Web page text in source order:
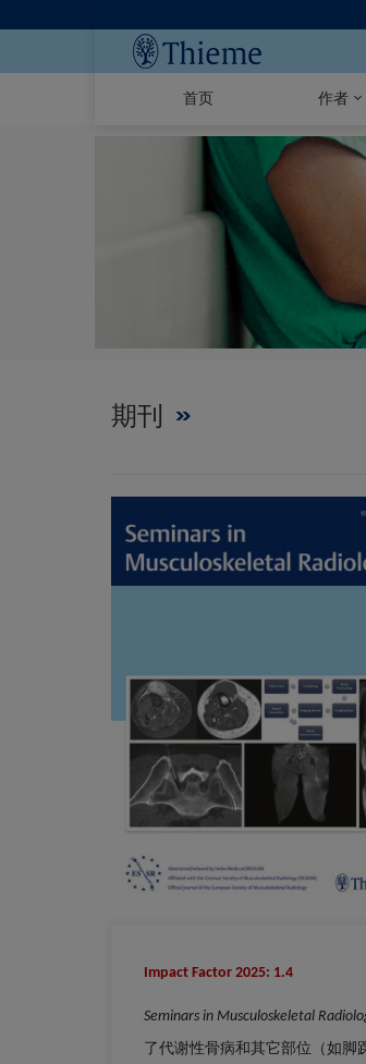
首页 作者
期刊
Impact Factor 2025: 1.4
Seminars in Musculoskeletal
了代谢性骨病和其它部位（如脚